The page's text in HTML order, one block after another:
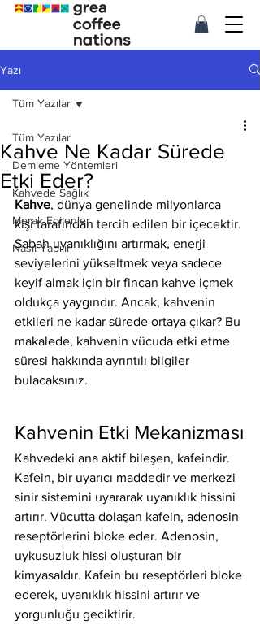
Yazı
Tüm Yazılar
Demleme Yöntemleri
Kahvede Sağlık
Merak Edilenler
Nasıl Yapılır
Tüm Yazılar
Kahve Ne Kadar Sürede
Etki Eder?
Kahve, dünya genelinde milyonlarca
kişi tarafından tercih edilen bir içecektir.
Sabah uyanıklığını artırmak, enerji
seviyelerini yükseltmek veya sadece
keyif almak için bir fincan kahve içmek
oldukça yaygındır. Ancak, kahvenin
etkileri ne kadar sürede ortaya çıkar? Bu
makalede, kahvenin vücuda etki etme
süresi hakkında ayrıntılı bilgiler
bulacaksınız.
Kahvenin Etki Mekanizması
Kahvedeki ana aktif bileşen, kafeindir.
Kafein, bir uyarıcı maddedir ve merkezi
sinir sistemini uyararak uyanıklık hissini
artırır. Vücutta dolaşan kafein, adenosin
reseptörlerini bloke eder. Adenosin,
uykusuzluk hissi oluşturan bir
kimyasaldır. Kafein bu reseptörleri bloke
ederek, uyanıklık hissini artırır ve
yorgunluğu geciktirir.